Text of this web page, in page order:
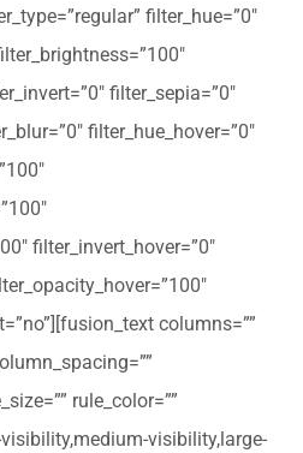
filter_hue=”0″
filter_sepia=”0″
filter_hue_hover=”0″
filter_invert_hover=”0″
columns=””
rule_color=””
visibility,large-